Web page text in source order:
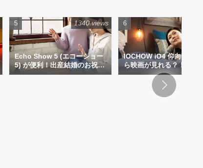
Echo Show 5 (エコーショー
5) が便利！出産結婚のお祝い
にプレゼントもアリです！
1340 views
IOCHOW iO4 仰向けで寝
ら映画が見れる？！ミニ
ジェクター